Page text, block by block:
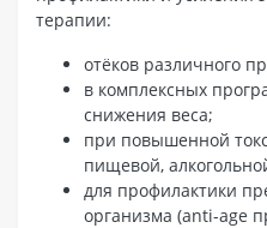
терапии:
отёков различного
в комплексных
снижения веса;
при повышенной
пищевой,
для профилактики
организма (anti-age